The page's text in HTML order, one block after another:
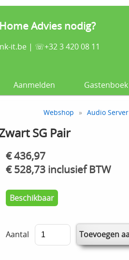
Advies nodig?
it.be | ☏+32 3 420 08 11
Aanmelden Gastenboek
Webshop » Audio Server
SG Pair
€ 436,97
€ 528,73 inclusief BTW
Beschikbaar
Aantal